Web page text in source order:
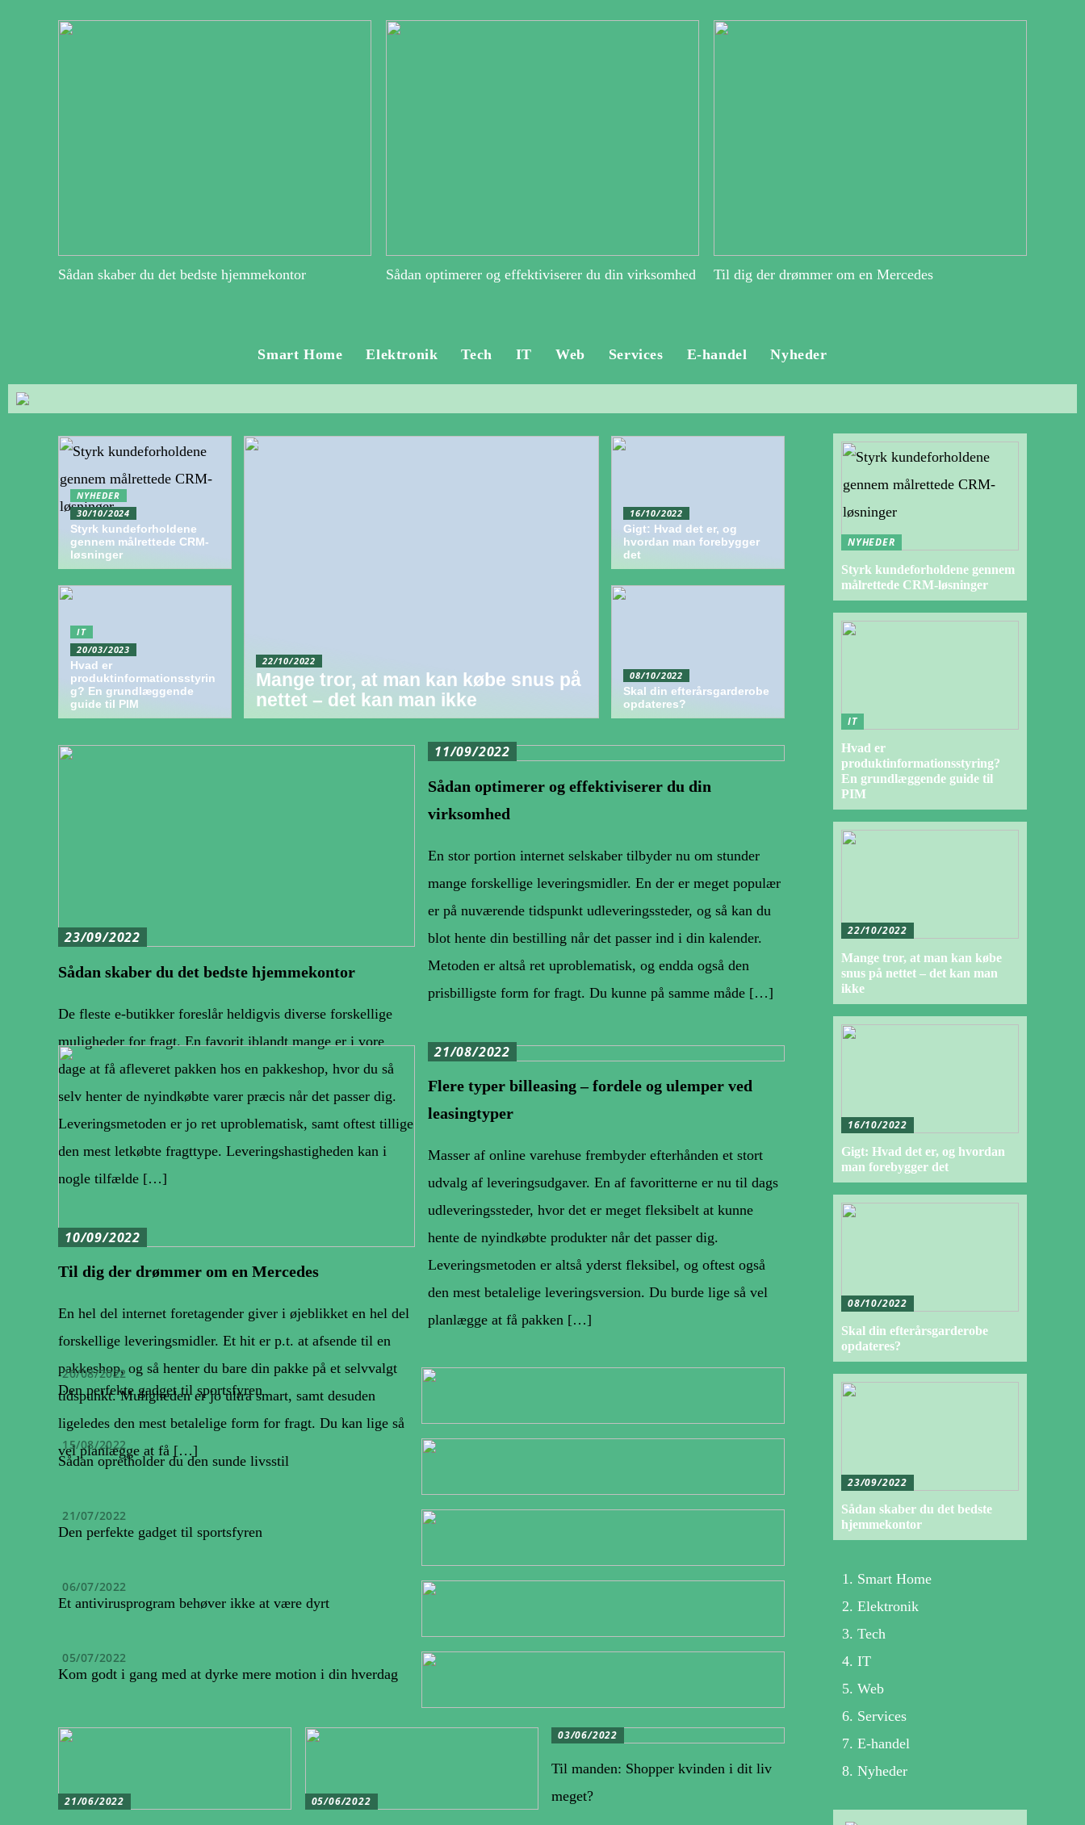
Sådan skaber du det bedste hjemmekontor Sådan optimerer og effektiviserer du din virksomhed Til dig der drømmer om en Mercedes
Smart Home Elektronik Tech IT Web Services E-handel Nyheder
NYHEDER
30/10/2024
Styrk kundeforholdene
gennem målrettede CRM-
løsninger
IT
20/03/2023
Hvad er
produktinformationsstyrin
g? En grundlæggende
guide til PIM
22/10/2022
Mange tror, at man kan købe snus på
nettet – det kan man ikke
16/10/2022
Gigt: Hvad det er, og
hvordan man forebygger
det
08/10/2022
Skal din efterårsgarderobe
opdateres?
23/09/2022
Sådan skaber du det bedste hjemmekontor
De fleste e-butikker foreslår heldigvis diverse forskellige
muligheder for fragt. En favorit iblandt mange er i vore
dage at få afleveret pakken hos en pakkeshop, hvor du så
selv henter de nyindkøbte varer præcis når det passer dig.
Leveringsmetoden er jo ret uproblematisk, samt oftest tillige
den mest letkøbte fragttype. Leveringshastigheden kan i
nogle tilfælde […]
11/09/2022
Sådan optimerer og effektiviserer du din
virksomhed
En stor portion internet selskaber tilbyder nu om stunder
mange forskellige leveringsmidler. En der er meget populær
er på nuværende tidspunkt udleveringssteder, og så kan du
blot hente din bestilling når det passer ind i din kalender.
Metoden er altså ret uproblematisk, og endda også den
prisbilligste form for fragt. Du kunne på samme måde […]
10/09/2022
Til dig der drømmer om en Mercedes
En hel del internet foretagender giver i øjeblikket en hel del
forskellige leveringsmidler. Et hit er p.t. at afsende til en
pakkeshop, og så henter du bare din pakke på et selvvalgt
tidspunkt. Muligheden er jo ultra smart, samt desuden
ligeledes den mest betalelige form for fragt. Du kan lige så
vel planlægge at få […]
21/08/2022
Flere typer billeasing – fordele og ulemper ved
leasingtyper
Masser af online varehuse frembyder efterhånden et stort
udvalg af leveringsudgaver. En af favoritterne er nu til dags
udleveringssteder, hvor det er meget fleksibelt at kunne
hente de nyindkøbte produkter når det passer dig.
Leveringsmetoden er altså yderst fleksibel, og oftest også
den mest betalelige leveringsversion. Du burde lige så vel
planlægge at få pakken […]
20/08/2022
Den perfekte gadget til sportsfyren
15/08/2022
Sådan opretholder du den sunde livsstil
21/07/2022
Den perfekte gadget til sportsfyren
06/07/2022
Et antivirusprogram behøver ikke at være dyrt
05/07/2022
Kom godt i gang med at dyrke mere motion i din hverdag
21/06/2022 05/06/2022
03/06/2022
Til manden: Shopper kvinden i dit liv
meget?
NYHEDER
Styrk kundeforholdene gennem
målrettede CRM-løsninger
IT
Hvad er
produktinformationsstyring?
En grundlæggende guide til
PIM
22/10/2022
Mange tror, at man kan købe
snus på nettet – det kan man
ikke
16/10/2022
Gigt: Hvad det er, og hvordan
man forebygger det
08/10/2022
Skal din efterårsgarderobe
opdateres?
23/09/2022
Sådan skaber du det bedste
hjemmekontor
Smart Home
Elektronik
Tech
IT
Web
Services
E-handel
Nyheder